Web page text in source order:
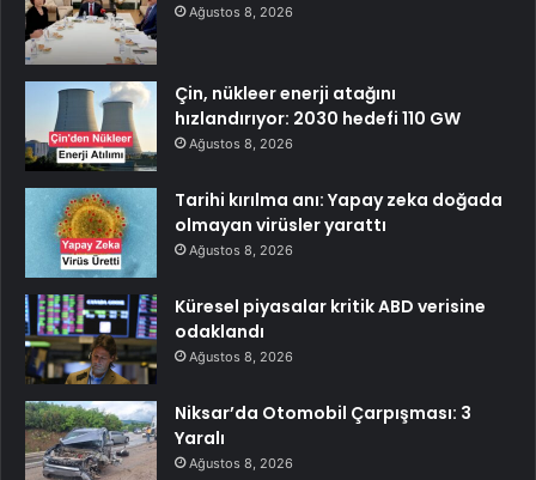
Ağustos 8, 2026
Çin, nükleer enerji atağını
hızlandırıyor: 2030 hedefi 110 GW
Ağustos 8, 2026
Tarihi kırılma anı: Yapay zeka doğada
olmayan virüsler yarattı
Ağustos 8, 2026
Küresel piyasalar kritik ABD verisine
odaklandı
Ağustos 8, 2026
Niksar’da Otomobil Çarpışması: 3
Yaralı
Ağustos 8, 2026